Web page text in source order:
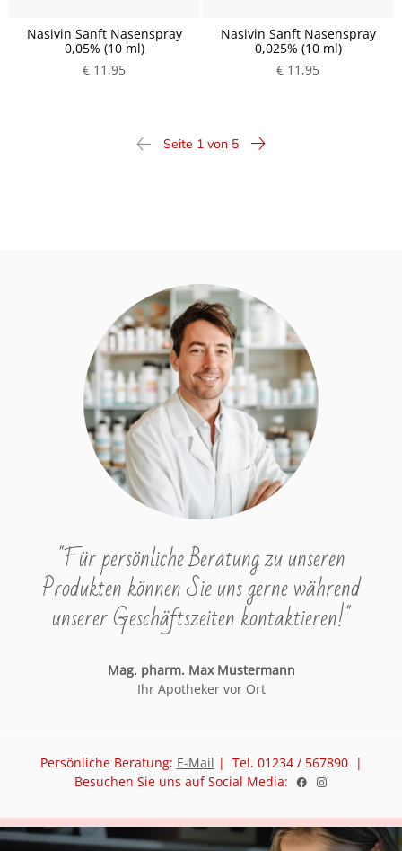
Nasivin Sanft Nasenspray
0,05% (10 ml)
€ 11,95
Nasivin Sanft Nasenspray
0,025% (10 ml)
€ 11,95
Seite 1 von 5
"Für persönliche Beratung zu unseren
Produkten können Sie uns gerne während
unserer Geschäftszeiten kontaktieren!"
Mag. pharm. Max Mustermann
Ihr Apotheker vor Ort
Persönliche Beratung: E-Mail | Tel. 01234 / 567890 |
Besuchen Sie uns auf Social Media: